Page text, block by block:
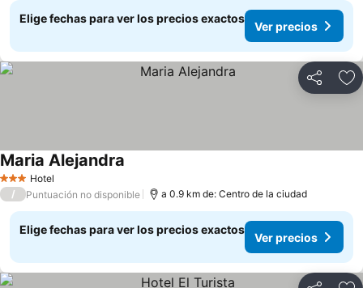
Elige fechas para ver los precios exactos
Ver precios
Compartir
3 Estrellas
Hotel
Maria Alejandra
/ Puntuación no disponible a 0.9 km de: Centro de la ciudad
Elige fechas para ver los precios exactos
Ver precios